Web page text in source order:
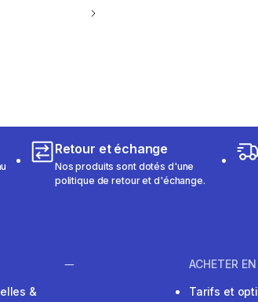
Retour et échange
Nos produits sont dotés d'une
politique de retour et d'échange.
&
ACHETER
Tarifs et